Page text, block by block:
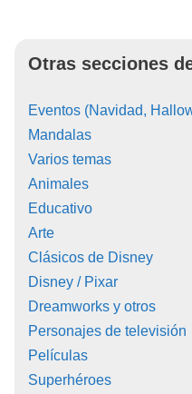
Otras secciones
Eventos (Navidad,
Mandalas
Varios temas
Animales
Educativo
Arte
Clásicos de Disney
Disney / Pixar
Dreamworks y otros
Personajes de televisión
Películas
Superhéroes